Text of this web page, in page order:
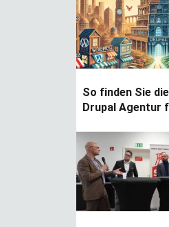
So finden Sie
Drupal Agentur
Yapraklar